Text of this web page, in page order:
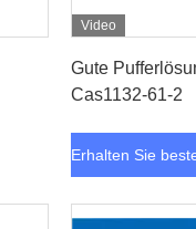
Video
Gute
Cas1132-61-2
Erhalten Sie